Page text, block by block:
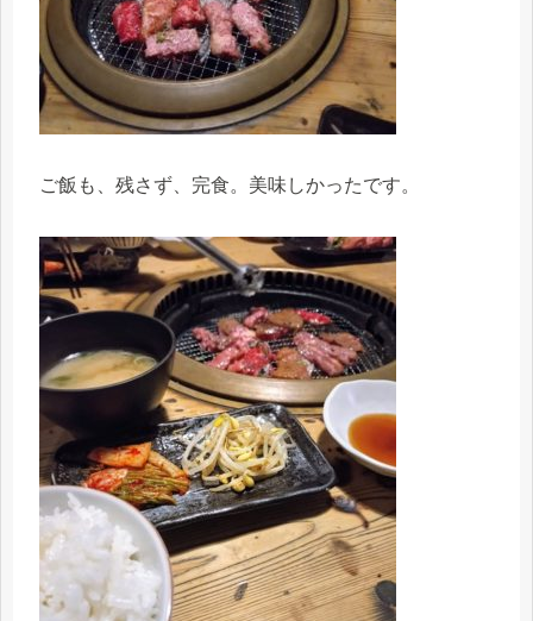
ご飯も、残さず、完食。美味しかったです。